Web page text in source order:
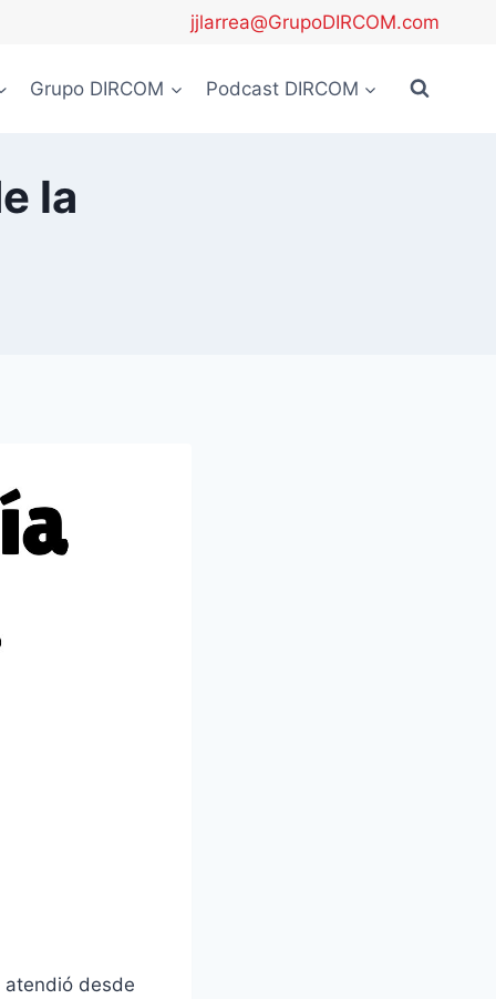
jjlarrea@GrupoDIRCOM.com
Grupo DIRCOM Podcast DIRCOM
la
atendió desde